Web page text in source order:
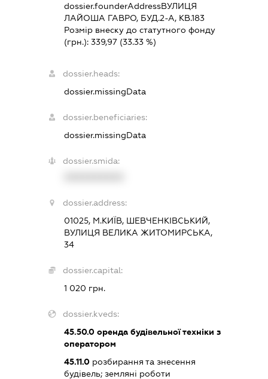
dossier.founderAddressВУЛИЦЯ
ЛАЙОША ГАВРО, БУД.2-А, КВ.183
Розмір внеску до статутного фонду
(грн.): 339,97(33.33 %)
dossier.heads:
dossier.missingData
dossier.beneficiaries:
dossier.missingData
dossier.smida:
dossier.address:
01025, М.КИЇВ, ШЕВЧЕНКІВСЬКИЙ,
ВУЛИЦЯ ВЕЛИКА ЖИТОМИРСЬКА,
34
dossier.capital:
1 020 грн.
dossier.kveds:
45.50.0оренда будівельної техніки з
оператором
45.11.0розбирання та знесення
будівель; земляні роботи